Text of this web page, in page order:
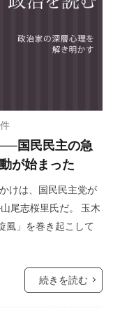
国民民主の急
が始まった
けは、国民民主党が
尾志桜里氏だ。 玉木
風」を巻き起こして
続きを読む